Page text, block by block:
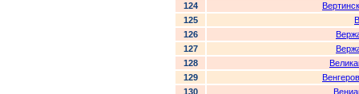
124
125
126
127
128
129
130